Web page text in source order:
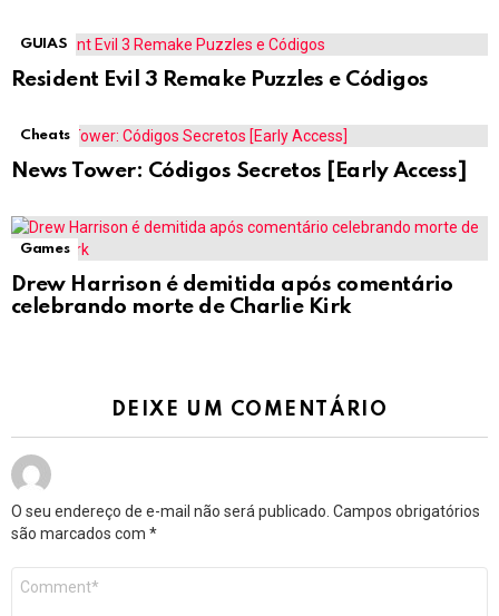
GUIAS
Resident Evil 3 Remake Puzzles e Códigos
Cheats
News Tower: Códigos Secretos [Early Access]
Games
Drew Harrison é demitida após comentário
celebrando morte de Charlie Kirk
DEIXE UM COMENTÁRIO
O seu endereço de e-mail não será publicado. Campos obrigatórios
são marcados com *